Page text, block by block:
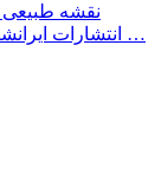
نقشه طبیعی
انتشارات ایرانشناسی در مقیاس 1:11.400.000 در اندازه 100*70 …